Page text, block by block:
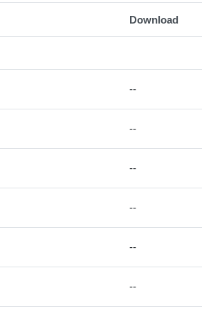
Download
--
--
--
--
--
--